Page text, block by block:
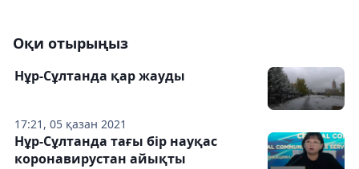
Оқи отырыңыз
17:21, 05 қазан 2021
Нұр-Сұлтанда қар жауды
Нұр-Сұлтанда тағы бір науқас
коронавирустан айықты